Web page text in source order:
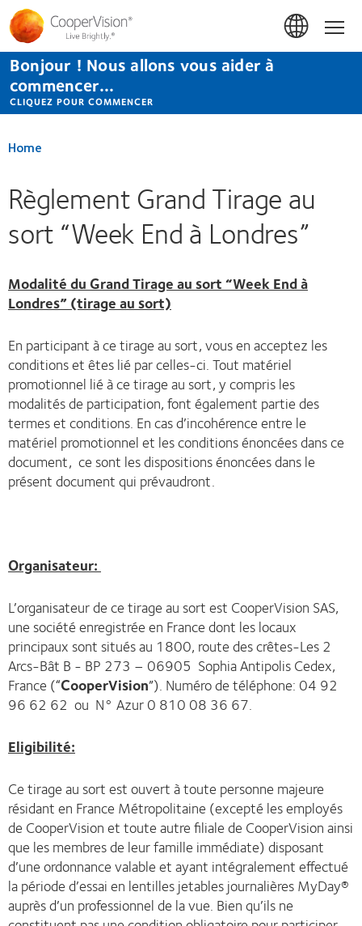
Aller
au
contenu
principal
Bonjour ! Nous allons vous aider à
commencer...
CLIQUEZ POUR COMMENCER
Home
Règlement Grand Tirage au
sort “Week End à Londres”
Modalité du Grand Tirage au sort “Week End à
Londres” (tirage au sort)
En participant à ce tirage au sort, vous en acceptez les
conditions et êtes lié par celles-ci. Tout matériel
promotionnel lié à ce tirage au sort, y compris les
modalités de participation, font également partie des
termes et conditions. En cas d’incohérence entre le
matériel promotionnel et les conditions énoncées dans ce
document, ce sont les dispositions énoncées dans le
présent document qui prévaudront.
Organisateur:
L’organisateur de ce tirage au sort est CooperVision SAS,
une société enregistrée en France dont les locaux
principaux sont situés au 1800, route des crêtes-Les 2
Arcs-Bât B - BP 273 – 06905 Sophia Antipolis Cedex,
France (“CooperVision”). Numéro de téléphone: 04 92
96 62 62 ou N° Azur 0 810 08 36 67.
Eligibilité:
Ce tirage au sort est ouvert à toute personne majeure
résidant en France Métropolitaine (excepté les employés
de CooperVision et toute autre filiale de CooperVision ainsi
que les membres de leur famille immédiate) disposant
d’une ordonnance valable et ayant intégralement effectué
la période d’essai en lentilles jetables journalières MyDay®
auprès d’un professionnel de la vue. Bien qu’ils ne